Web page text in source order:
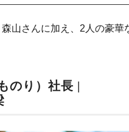
森山さんに加え、2人の豪華
のり）社長 |